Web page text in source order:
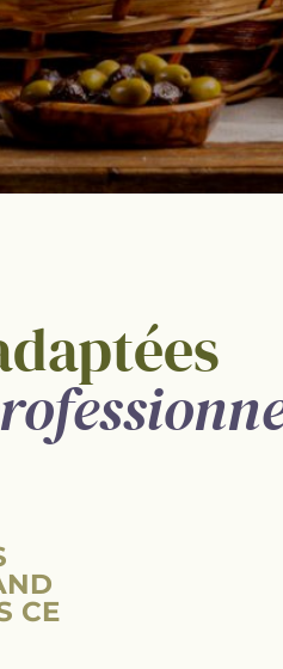
vos colis
d'entreprise
CE